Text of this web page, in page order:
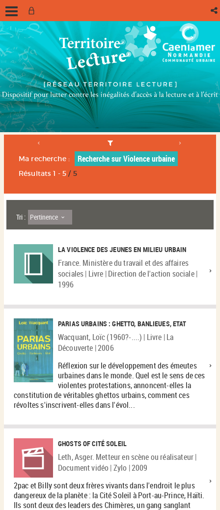
Ma recherche : Recherche sur Violence urbaine
Résultats1 - 5 / 5
Tri : Pertinence
LA VIOLENCE DES JEUNES EN MILIEU URBAIN
France. Ministère du travail et des affaires
sociales | Livre | Direction de l'action sociale |
1996
PARIAS URBAINS : GHETTO, BANLIEUES, ETAT
Wacquant, Loïc (1960?-....) | Livre | La
Découverte | 2006
Réflexion sur le développement des émeutes
urbaines dans le monde. Quel est le sens de ces
violentes protestations, annoncent-elles la
constitution de véritables ghettos urbains, comment ces
révoltes s'inscrivent-elles dans l'évol...
GHOSTS OF CITÉ SOLEIL
Leth, Asger. Metteur en scène ou réalisateur |
Document vidéo | Zylo | 2009
2pac et Billy sont deux frères vivants dans l'endroit le plus
dangereux de la planète : la Cité Soleil à Port-au-Prince, Haïti.
Ils sont deux des leaders des Chimères, un gang sanglant